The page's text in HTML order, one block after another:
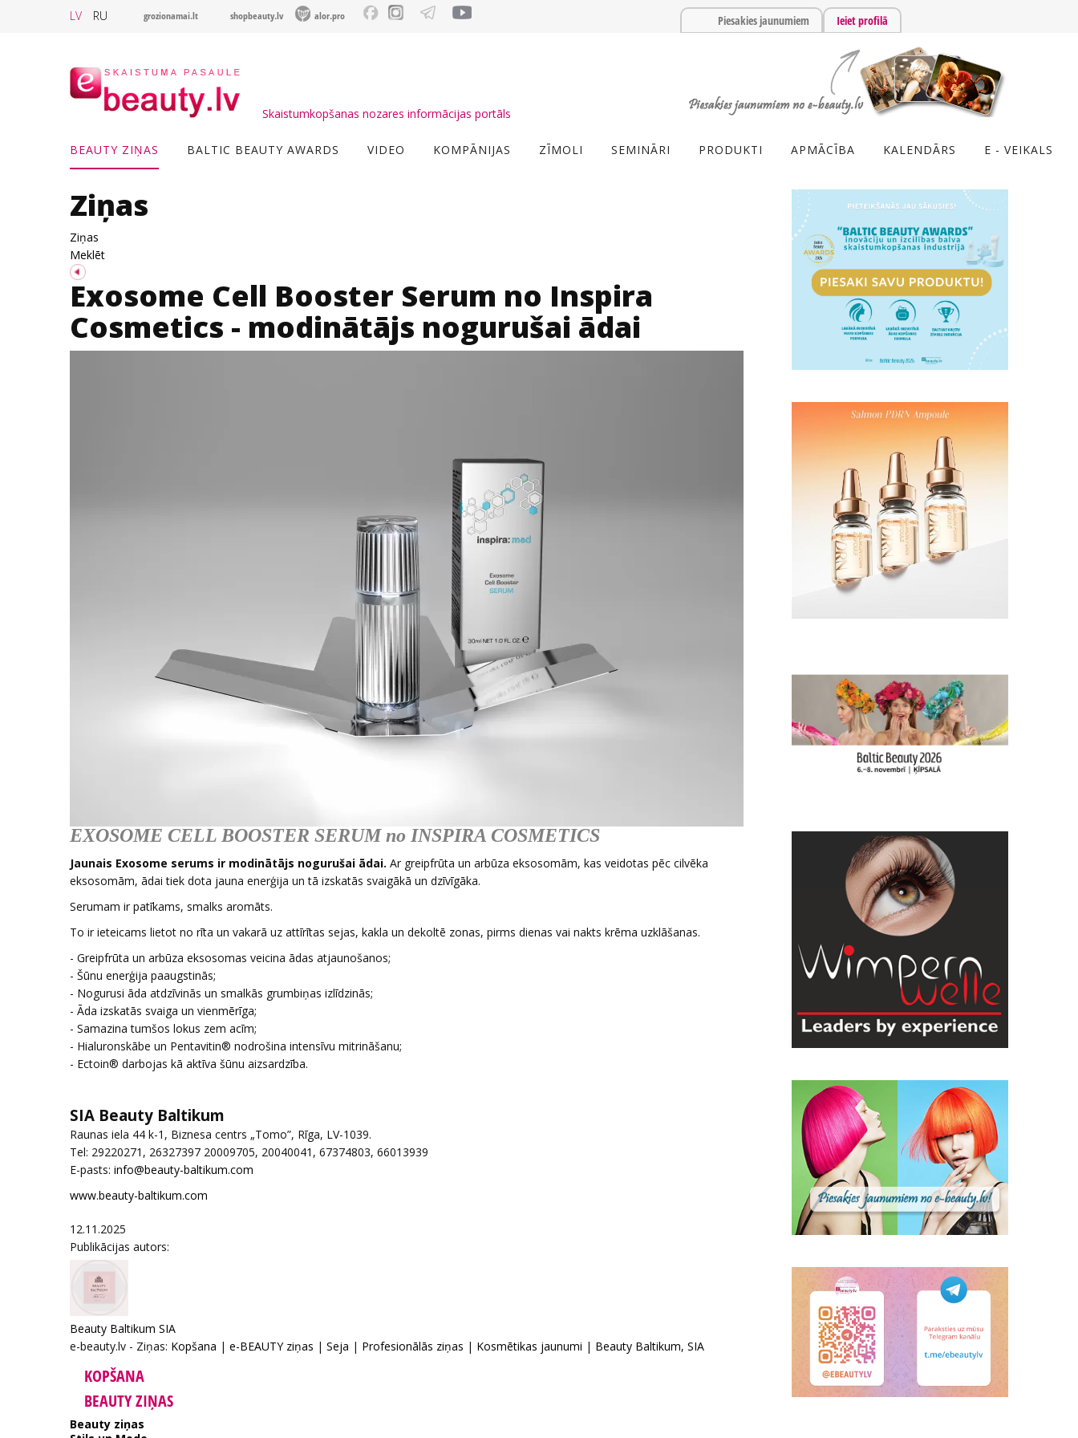
LV RU grozionamai.lt shopbeauty.lv alor.pro Piesakies jaunumiem Ieiet profilā
Skaistumkopšanas nozares informācijas portāls
BEAUTY ZIŅAS BALTIC BEAUTY AWARDS VIDEO KOMPĀNIJAS ZĪMOLI SEMINĀRI PRODUKTI APMĀCĪBA KALENDĀRS E - VEIKALS
Ziņas
Ziņas
Meklēt
Exosome Cell Booster Serum no Inspira
Cosmetics - modinātājs nogurušai ādai
EXOSOME CELL BOOSTER SERUM no INSPIRA COSMETICS
Jaunais Exosome serums ir modinātājs nogurušai ādai. Ar greipfrūta un arbūza eksosomām, kas veidotas pēc cilvēka
eksosomām, ādai tiek dota jauna enerģija un tā izskatās svaigākā un dzīvīgāka.
Serumam ir patīkams, smalks aromāts.
To ir ieteicams lietot no rīta un vakarā uz attīrītas sejas, kakla un dekoltē zonas, pirms dienas vai nakts krēma uzklāšanas.
- Greipfrūta un arbūza eksosomas veicina ādas atjaunošanos;
- Šūnu enerģija paaugstinās;
- Nogurusi āda atdzīvinās un smalkās grumbiņas izlīdzinās;
- Āda izskatās svaiga un vienmērīga;
- Samazina tumšos lokus zem acīm;
- Hialuronskābe un Pentavitin® nodrošina intensīvu mitrināšanu;
- Ectoin® darbojas kā aktīva šūnu aizsardzība.
SIA Beauty Baltikum
Raunas iela 44 k-1, Biznesa centrs „Tomo”, Rīga, LV-1039.
Tel: 29220271, 26327397 20009705, 20040041, 67374803, 66013939
E-pasts:
www.beauty-baltikum.com
12.11.2025
Publikācijas autors:
Beauty Baltikum SIA
e-beauty.lv - Ziņas: Kopšana | e-BEAUTY ziņas | Seja | Profesionālās ziņas | Kosmētikas jaunumi | Beauty Baltikum, SIA
KOPŠANA
BEAUTY ZIŅAS
Beauty ziņas